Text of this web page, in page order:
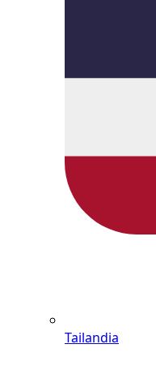
Tailandia